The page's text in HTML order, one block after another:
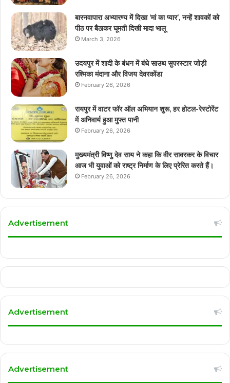
बारनवापारा अभ्यारण्य में दिखा ‘मां का प्यार’, नन्हें शावकों को
पीठ पर बैठाकर घूमती दिखी मादा भालू
March 3, 2026
उदयपुर में शादी के बंधन में बंधे साउथ सुपरस्टार जोड़ी
रश्मिका मंदाना और विजय देवरकोंडा
February 26, 2026
रायपुर में वाटर फॉर ऑल अभियान शुरू, हर होटल-रेस्टोरेंट
में अनिवार्य हुआ मुफ्त पानी
February 26, 2026
मुख्यमंत्री विष्णु देव साय ने कहा कि वीर सावरकर के विचार
आज भी युवाओं को राष्ट्र निर्माण के लिए प्रेरित करते हैं।
February 26, 2026
Advertisement
Advertisement
Advertisement